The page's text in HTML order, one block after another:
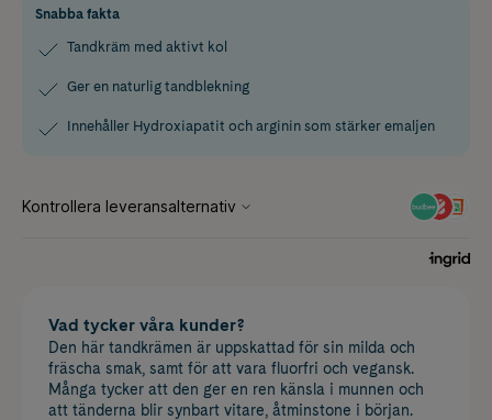
Snabba fakta
Tandkräm med aktivt kol
Ger en naturlig tandblekning
Innehåller Hydroxiapatit och arginin som stärker emaljen
Vad tycker våra kunder?
Den här tandkrämen är uppskattad för sin milda och
fräscha smak, samt för att vara fluorfri och vegansk.
Många tycker att den ger en ren känsla i munnen och
att tänderna blir synbart vitare, åtminstone i början.